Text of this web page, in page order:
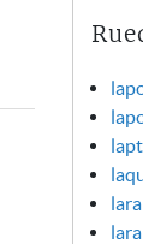
lara